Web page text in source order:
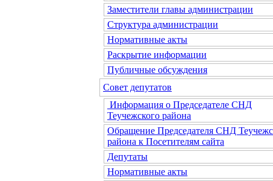
Заместители главы администрации
Структура администрации
Нормативные акты
Раскрытие информации
Публичные обсуждения
Совет депутатов
Информация о Председателе СНД
Теучежского района
Обращение Председателя СНД
района к Посетителям сайта
Депутаты
Нормативные акты